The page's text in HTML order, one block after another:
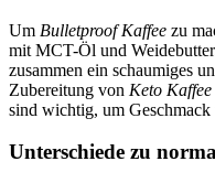
Um Bulletproof Kaffee zu
mit MCT-Öl und
zusammen ein schaumiges
Zubereitung von Keto Kaffee
sind wichtig, um
Unterschiede zu